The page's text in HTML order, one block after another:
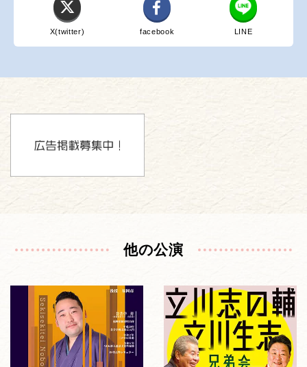
X(twitter) facebook LINE
他の公演